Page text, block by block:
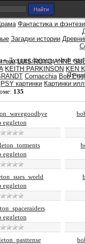
Фантастика и фэнтези
Загадки истории
LUIS ROYO ANNE
KEITH PARKINSON KEN
Cornacchia Bob
PSY картинки Картинки
»Лучшее фэнтези» bob
: 135
eggleton
eggleton
eggleton
eggleton